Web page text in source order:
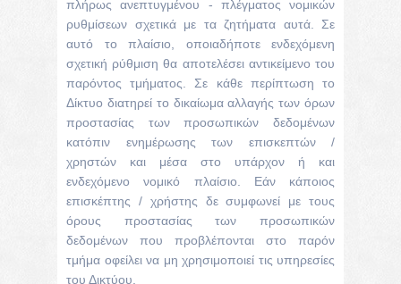
πλήρως ανεπτυγμένου - πλέγματος νομικών
ρυθμίσεων σχετικά με τα ζητήματα αυτά. Σε
αυτό το πλαίσιο, οποιαδήποτε ενδεχόμενη
σχετική ρύθμιση θα αποτελέσει αντικείμενο του
παρόντος τμήματος. Σε κάθε περίπτωση το
Δίκτυο διατηρεί το δικαίωμα αλλαγής των όρων
προστασίας των προσωπικών δεδομένων
κατόπιν ενημέρωσης των επισκεπτών /
χρηστών και μέσα στο υπάρχον ή και
ενδεχόμενο νομικό πλαίσιο. Εάν κάποιος
επισκέπτης / χρήστης δε συμφωνεί με τους
όρους προστασίας των προσωπικών
δεδομένων που προβλέπονται στο παρόν
τμήμα οφείλει να μη χρησιμοποιεί τις υπηρεσίες
του Δικτύου.